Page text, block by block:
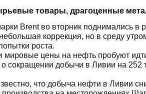
товары, драгоценные
Brent во вторник поднимались в
коррекция, но в среду
роста.
мировые цены на нефть пробуют
сокращении добычи в Ливии на 252
что добыча нефти в Ливии